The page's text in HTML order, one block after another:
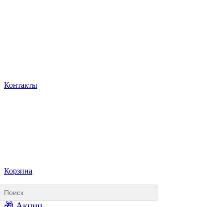
Контакты
Корзина